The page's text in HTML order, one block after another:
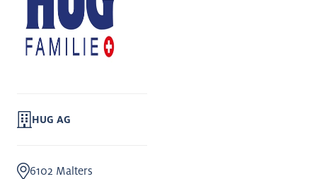
HUG AG
6102 Malters